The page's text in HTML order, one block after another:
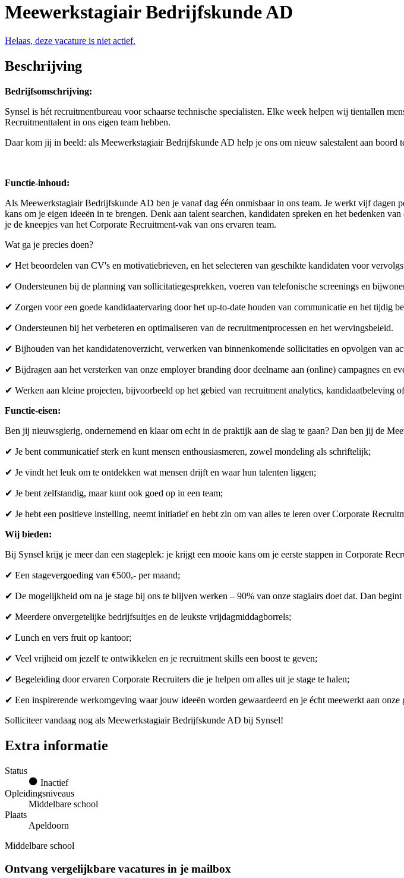
Meewerkstagiair Bedrijfskunde AD
Helaas, deze vacature is niet actief.
Beschrijving
Bedrijfsomschrijving:
Synsel is hét recruitmentbureau voor schaarse technische specialisten. Elke week helpen wij tientallen
Recruitmenttalent in ons eigen team hebben.
Daar kom jij in beeld: als Meewerkstagiair Bedrijfskunde AD help je ons om nieuw salestalent aan boord
Functie-inhoud:
Als Meewerkstagiair Bedrijfskunde AD ben je vanaf dag één onmisbaar in ons team. Je werkt vijf
kans om je eigen ideeën in te brengen. Denk aan talent searchen, kandidaten spreken en het bedenken
je de kneepjes van het Corporate Recruitment-vak van ons ervaren team.
Wat ga je precies doen?
✔ Het beoordelen van CV's en motivatiebrieven, en het selecteren van geschikte kandidaten voor
✔ Ondersteunen bij de planning van sollicitatiegesprekken, voeren van telefonische screenings en
✔ Zorgen voor een goede kandidaatervaring door het up-to-date houden van communicatie en het tijdig
✔ Ondersteunen bij het verbeteren en optimaliseren van de recruitmentprocessen en het wervingsbeleid.
✔ Bijhouden van het kandidatenoverzicht, verwerken van binnenkomende sollicitaties en opvolgen van
✔ Bijdragen aan het versterken van onze employer branding door deelname aan (online) campagnes en
✔ Werken aan kleine projecten, bijvoorbeeld op het gebied van recruitment analytics, kandidaatbeleving
Functie-eisen:
Ben jij nieuwsgierig, ondernemend en klaar om echt in de praktijk aan de slag te gaan? Dan ben jij de
✔ Je bent communicatief sterk en kunt mensen enthousiasmeren, zowel mondeling als schriftelijk;
✔ Je vindt het leuk om te ontdekken wat mensen drijft en waar hun talenten liggen;
✔ Je bent zelfstandig, maar kunt ook goed op in een team;
✔ Je hebt een positieve instelling, neemt initiatief en hebt zin om van alles te leren over Corporate
Wij bieden:
Bij Synsel krijg je meer dan een stageplek: je krijgt een mooie kans om je eerste stappen in Corporate
✔ Een stagevergoeding van €500,- per maand;
✔ De mogelijkheid om na je stage bij ons te blijven werken – 90% van onze stagiairs doet dat. Dan begint
✔ Meerdere onvergetelijke bedrijfsuitjes en de leukste vrijdagmiddagborrels;
✔ Lunch en vers fruit op kantoor;
✔ Veel vrijheid om jezelf te ontwikkelen en je recruitment skills een boost te geven;
✔ Begeleiding door ervaren Corporate Recruiters die je helpen om alles uit je stage te halen;
✔ Een inspirerende werkomgeving waar jouw ideeën worden gewaardeerd en je écht meewerkt aan onze
Solliciteer vandaag nog als Meewerkstagiair Bedrijfskunde AD bij Synsel!
Extra informatie
Status
Inactief
Opleidingsniveaus
Middelbare school
Plaats
Apeldoorn
Middelbare school
Ontvang vergelijkbare vacatures in je mailbox